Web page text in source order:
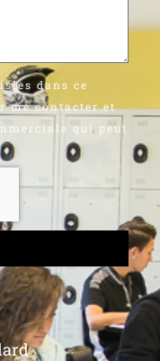
dans ce
me contacter et
qui peut